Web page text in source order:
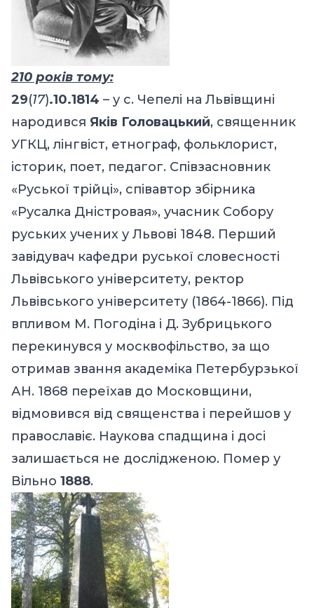
210 років тому:
29(17).10.1814 – у с. Чепелі на Львівщині
народився Яків Головацький, священник
УГКЦ, лінгвіст, етнограф, фольклорист,
історик, поет, педагог. Співзасновник
«Руської трійці», співавтор збірника
«Русалка Дністровая», учасник Собору
руських учених у Львові 1848. Перший
завідувач кафедри руської словесності
Львівського університету, ректор
Львівського університету (1864-1866). Під
впливом М. Погодіна і Д. Зубрицького
перекинувся у москвофільство, за що
отримав звання академіка Петербурзької
АН. 1868 переїхав до Московщини,
відмовився від священства і перейшов у
православіє. Наукова спадщина і досі
залишається не дослідженою. Помер у
Вільно 1888.